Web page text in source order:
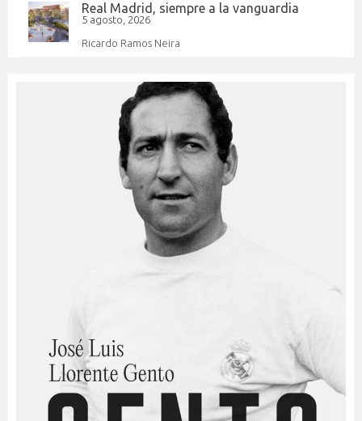
Real Madrid, siempre a la vanguardia
5 agosto, 2026
Ricardo Ramos Neira